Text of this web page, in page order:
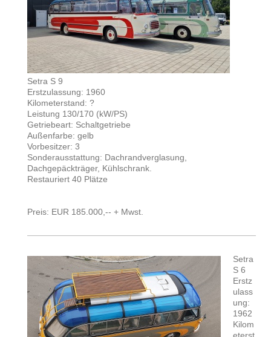
Setra S 9
Erstzulassung: 1960
Kilometerstand: ?
Leistung 130/170 (kW/PS)
Getriebeart: Schaltgetriebe
Außenfarbe: gelb
Vorbesitzer: 3
Sonderausstattung: Dachrandverglasung,
Dachgepäckträger, Kühlschrank.
Restauriert 40 Plätze
Preis: EUR 185.000,-- + Mwst.
Setra
S 6
Erstz
ulass
ung:
1962
Kilom
eterst